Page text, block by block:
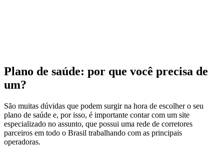
Plano de saúde: por que você precisa de
um?
São muitas dúvidas que podem surgir na hora de escolher o seu
plano de saúde e, por isso, é importante contar com um site
especializado no assunto, que possui uma rede de corretores
parceiros em todo o Brasil trabalhando com as principais
operadoras.